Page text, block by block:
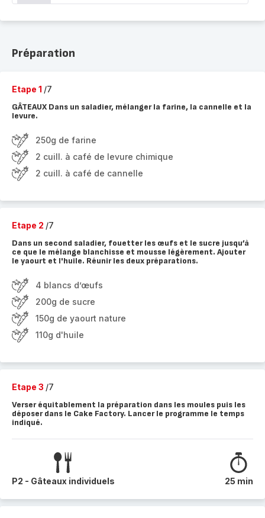
Préparation
Etape 1 /7
GÂTEAUX Dans un saladier, mélanger la farine, la cannelle et la
levure.
250g de farine
2 cuill. à café de levure chimique
2 cuill. à café de cannelle
Etape 2 /7
Dans un second saladier, fouetter les œufs et le sucre jusqu’à
ce que le mélange blanchisse et mousse légèrement. Ajouter
le yaourt et l'huile. Réunir les deux préparations.
4 blancs d’œufs
200g de sucre
150g de yaourt nature
110g d'huile
Etape 3 /7
Verser équitablement la préparation dans les moules puis les
déposer dans le Cake Factory. Lancer le programme le temps
indiqué.
P2 - Gâteaux individuels 25 min